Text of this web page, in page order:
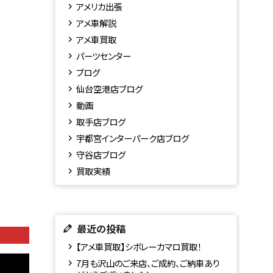
アメリカ出張
アメ車解説
アメ車買取
パーツセンター
ブログ
仙台空港店ブログ
動画
取手店ブログ
宇都宮インターパーク店ブログ
守谷店ブログ
買取実績
最近の投稿
【アメ車買取】シボレーカマロ買取！
7月も沢山のご来店、ご成約、ご納車あり